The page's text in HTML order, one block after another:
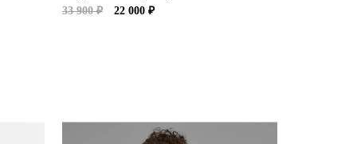
33 900 ₽
22 000 ₽